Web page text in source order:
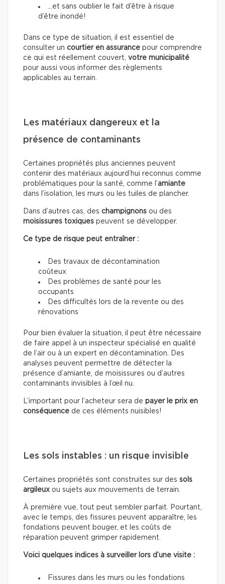
…et sans oublier le fait d’être à risque
d’être inondé!
Dans ce type de situation, il est essentiel de
consulter un courtier en assurance pour comprendre
ce qui est réellement couvert, votre municipalité
pour aussi vous informer des règlements
applicables au terrain.
Les matériaux dangereux et la
présence de contaminants
Certaines propriétés plus anciennes peuvent
contenir des matériaux aujourd’hui reconnus comme
problématiques pour la santé, comme l’amiante
dans l’isolation, les murs ou les tuiles de plancher.
Dans d’autres cas, des champignons ou des
moisissures toxiques peuvent se développer.
Ce type de risque peut entraîner :
Des travaux de décontamination
coûteux
Des problèmes de santé pour les
occupants
Des difficultés lors de la revente ou des
rénovations
Pour bien évaluer la situation, il peut être nécessaire
de faire appel à un inspecteur spécialisé en qualité
de l’air ou à un expert en décontamination. Des
analyses peuvent permettre de détecter la
présence d’amiante, de moisissures ou d’autres
contaminants invisibles à l’œil nu.
L’important pour l’acheteur sera de payer le prix en
conséquence de ces éléments nuisibles!
Les sols instables : un risque invisible
Certaines propriétés sont construites sur des sols
argileux ou sujets aux mouvements de terrain.
À première vue, tout peut sembler parfait. Pourtant,
avec le temps, des fissures peuvent apparaître, les
fondations peuvent bouger, et les coûts de
réparation peuvent grimper rapidement.
Voici quelques indices à surveiller lors d’une visite :
Fissures dans les murs ou les fondations